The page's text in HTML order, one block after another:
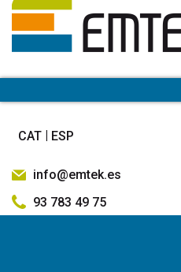
CAT ESP
info@emtek.es
93 783 49 75